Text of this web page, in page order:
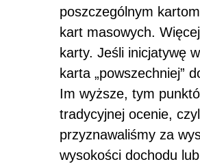
poszczególnym
kart masowych.
karty. Jeśli inicjatywę
karta „powszechniej”
Im wyższe, tym
tradycyjnej ocenie,
przyznawaliśmy za
wysokości dochodu